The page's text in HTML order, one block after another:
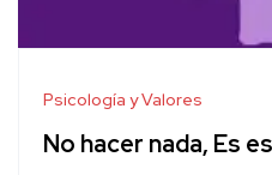
Psicología y Valores
No hacer nada, Es